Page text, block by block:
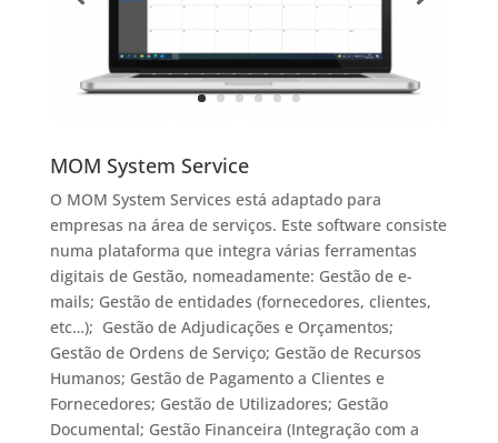
MOM System Service
O MOM System Services está adaptado para
empresas na área de serviços. Este software consiste
numa plataforma que integra várias ferramentas
digitais de Gestão, nomeadamente: Gestão de e-
mails; Gestão de entidades (fornecedores, clientes,
etc…); Gestão de Adjudicações e Orçamentos;
Gestão de Ordens de Serviço; Gestão de Recursos
Humanos; Gestão de Pagamento a Clientes e
Fornecedores; Gestão de Utilizadores; Gestão
Documental; Gestão Financeira (Integração com a